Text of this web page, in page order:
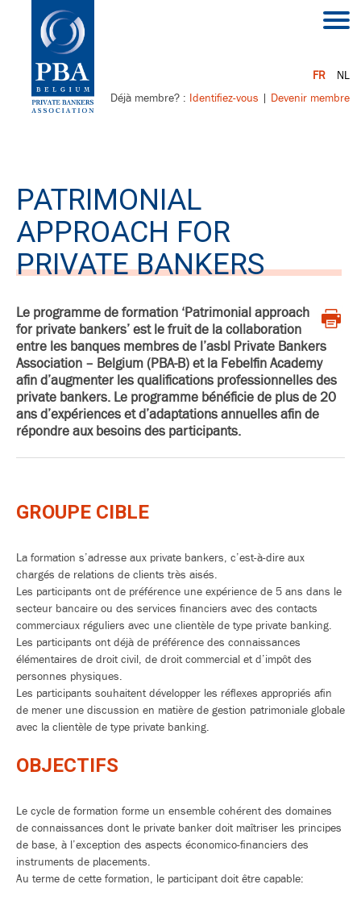
NL
FR
Déjà membre? : Identifiez-vous Devenir membre
PATRIMONIAL
APPROACH FOR
PRIVATE BANKERS
Le programme de formation ‘Patrimonial approach
for private bankers’ est le fruit de la collaboration
entre les banques membres de l’asbl Private Bankers
Association – Belgium (PBA-B) et la Febelfin Academy
afin d’augmenter les qualifications professionnelles des
private bankers. Le programme bénéficie de plus de 20
ans d’expériences et d’adaptations annuelles afin de
répondre aux besoins des participants.
GROUPE CIBLE
La formation s’adresse aux private bankers, c’est-à-dire aux
chargés de relations de clients très aisés.
Les participants ont de préférence une expérience de 5 ans dans le
secteur bancaire ou des services financiers avec des contacts
commerciaux réguliers avec une clientèle de type private banking.
Les participants ont déjà de préférence des connaissances
élémentaires de droit civil, de droit commercial et d’impôt des
personnes physiques.
Les participants souhaitent développer les réflexes appropriés afin
de mener une discussion en matière de gestion patrimoniale globale
avec la clientèle de type private banking.
OBJECTIFS
Le cycle de formation forme un ensemble cohérent des domaines
de connaissances dont le private banker doit maîtriser les principes
de base, à l’exception des aspects économico-financiers des
instruments de placements.
Au terme de cette formation, le participant doit être capable: